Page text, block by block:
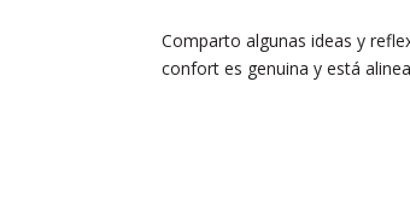
Comparto algunas ideas y
confort es genuina y está